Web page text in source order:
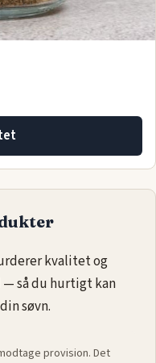
kvalitet og
så du hurtigt kan
søvn.
provision. Det